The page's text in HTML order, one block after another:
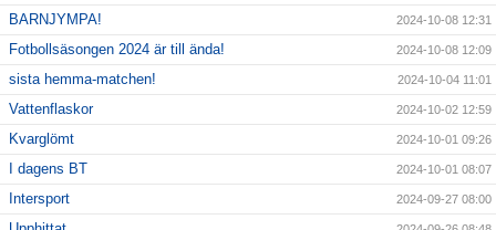
BARNJYMPA! 2024-10-08 12:31
Fotbollsäsongen 2024 är till ända! 2024-10-08 12:09
sista hemma-matchen! 2024-10-04 11:01
Vattenflaskor 2024-10-02 12:59
Kvarglömt 2024-10-01 09:26
I dagens BT 2024-10-01 08:07
Intersport 2024-09-27 08:00